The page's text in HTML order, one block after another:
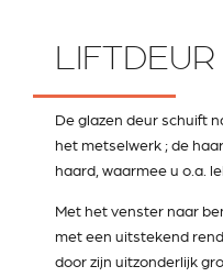
LIFTDEUR
De glazen deur schuift
het metselwerk ; de
haard, waarmee u o.a.
Met het venster naar
met een uitstekend
door zijn uitzonderlijk